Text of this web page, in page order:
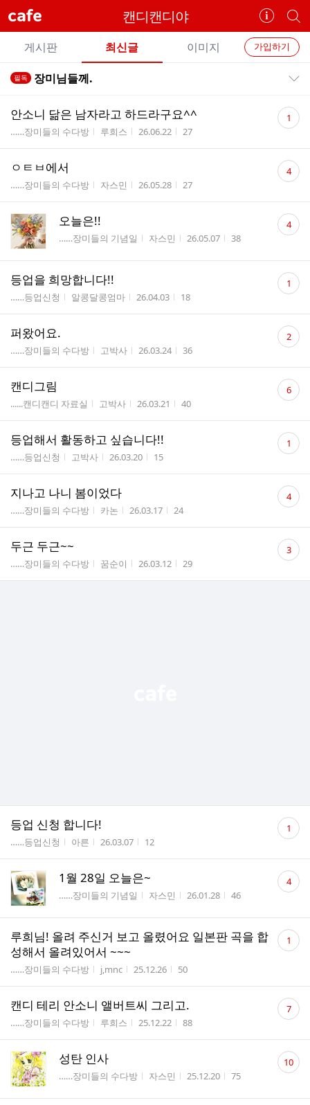
cafe 캔디캔디야
카
페
정
보
개
별
카
페
검
카
페
뉴
가입하기
게시판 최신글 이미지
전
글
트
필독 장미님들께.
안소니 닮은 남자라고 하드라구요^^
게시판명
……장미들의 수다방 작성자
루희스 작성시간
26.06.22 조회수
27
댓
글 1
ㅇㅌㅂ에서
게시판명
……장미들의 수다방 작성자
자스민 작성시간
26.05.28 조회수
27
댓
글 4
오늘은!!
게시판명
……장미들의 기념일 작성자
자스민 작성시간
26.05.07 조회수
38
댓
글 4
등업을 희망합니다!!
게시판명
……등업신청 작성자
알콩달콩엄마 작성시간
26.04.03 조회수
18
댓
글 1
퍼왔어요.
게시판명
……장미들의 수다방 작성자
고박사 작성시간
26.03.24 조회수
36
댓
글 2
캔디그림
게시판명
......캔디캔디 자료실 작성자
고박사 작성시간
26.03.21 조회수
40
댓
글 6
등업해서 활동하고 싶습니다!!
게시판명
……등업신청 작성자
고박사 작성시간
26.03.20 조회수
15
댓
글 1
지나고 나니 봄이었다
게시판명
……장미들의 수다방 작성자
카논 작성시간
26.03.17 조회수
24
댓
글 4
두근 두근~~
게시판명
……장미들의 수다방 작성자
꿈순이 작성시간
26.03.12 조회수
29
댓
글 3
등업 신청 합니다!
게시판명
……등업신청 작성자
아른 작성시간
26.03.07 조회수
12
댓
글 1
1월 28일 오늘은~
게시판명
……장미들의 기념일 작성자
자스민 작성시간
26.01.28 조회수
46
댓
글 4
루희님! 올려 주신거 보고 올렸어요 일본판 곡을 합
성해서 올려있어서 ~~~
게시판명
……장미들의 수다방 작성자
j,mnc 작성시간
25.12.26 조회수
50
댓
글 1
캔디 테리 안소니 앨버트씨 그리고.
게시판명
……장미들의 수다방 작성자
루희스 작성시간
25.12.22 조회수
88
댓
글 7
성탄 인사
게시판명
……장미들의 수다방 작성자
자스민 작성시간
25.12.20 조회수
75
댓
글10